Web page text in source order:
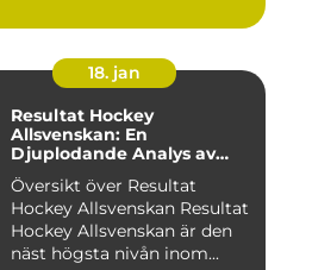
18. jan
Resultat Hockey
Allsvenskan: En
Djuplodande Analys av
Sveriges Mest Populära
Ishockeyliga
Översikt över Resultat
Hockey Allsvenskan Resultat
Hockey Allsvenskan är den
näst högsta nivån inom...